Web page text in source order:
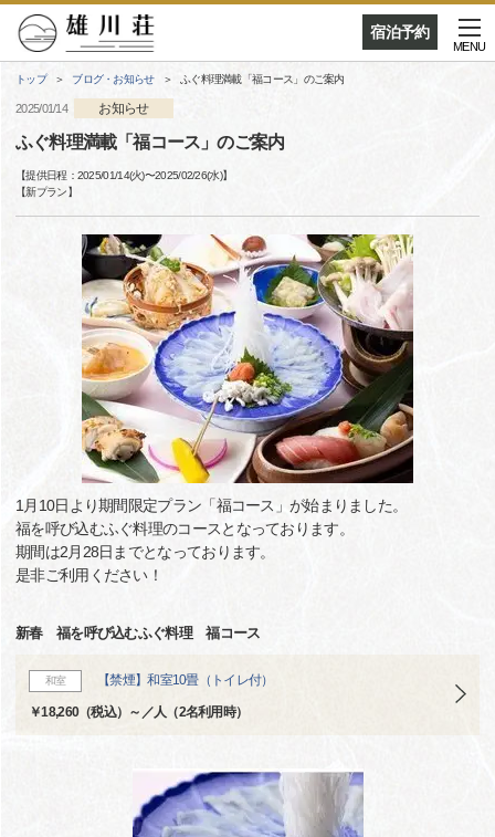
宿泊予約
MENU
トップ ブログ・お知らせ ふぐ料理満載「福コース」のご案内
2025/01/14 お知らせ
ふぐ料理満載「福コース」のご案内
【提供日程： 2025/01/14(火)〜2025/02/26(水)】
【新プラン】
1月10日より期間限定プラン「福コース」が始まりました。
福を呼び込むふぐ料理のコースとなっております。
期間は2月28日までとなっております。
是非ご利用ください！
新春 福を呼び込むふぐ料理 福コース
和室 【禁煙】和室10畳（トイレ付）
￥18,260（税込）～／人（2名利用時）